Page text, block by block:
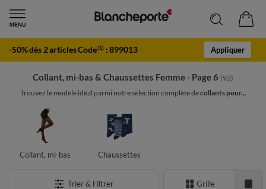
-50% dès 2 articles Code(1) :899013 Appliquer
Collant, mi-bas & Chaussettes Femme - Page 6 (92)
Trouvez le modèle idéal parmi notre sélection complète decollants pour...
Collant, mi-bas Chaussettes
Trier & Filtrer Grille